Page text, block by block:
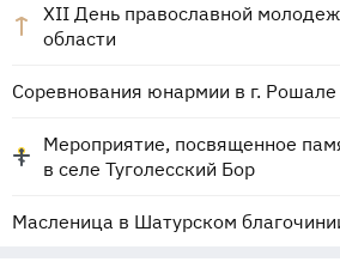
XII День православной
области
Соревнования юнармии в г. Рошале
Мероприятие, посвященное
в селе Туголесский Бор
Масленица в Шатурском